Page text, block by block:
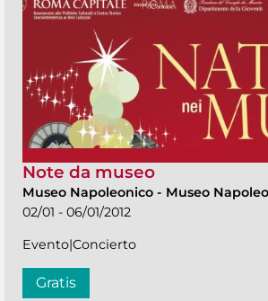
Note da museo
Museo Napoleonico - Museo
02/01 - 06/01/2012
Evento|Concierto
Gratis